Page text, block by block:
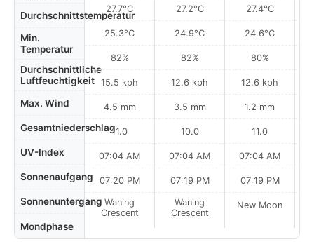
Durchschnittstemperatur
Min.
Temperatur
Durchschnittliche
Luftfeuchtigkeit
Max. Wind
Gesamtniederschlag
UV-Index
Sonnenaufgang
Sonnenuntergang
Mondphase
27.7°C
25.3°C
82%
15.5 kph
4.5 mm
11.0
07:04 AM
07:20 PM
Waning
Crescent
27.2°C
24.9°C
82%
12.6 kph
3.5 mm
10.0
07:04 AM
07:19 PM
Waning
Crescent
27.4°C
24.6°C
80%
12.6 kph
1.2 mm
11.0
07:04 AM
07:19 PM
New Moon